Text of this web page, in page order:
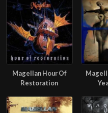
Magellan Hour Of
Restoration